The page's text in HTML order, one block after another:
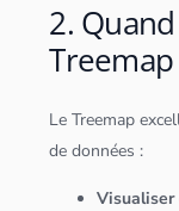
2.
Treemap
Le Treemap
dedonnées :